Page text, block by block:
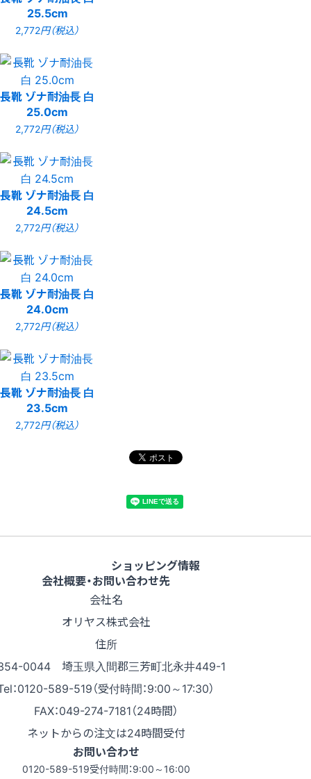
25.5cm
2,772円（税込）
長靴 ゾナ耐油長 白
25.0cm
2,772円（税込）
長靴 ゾナ耐油長 白
24.5cm
2,772円（税込）
長靴 ゾナ耐油長 白
24.0cm
2,772円（税込）
長靴 ゾナ耐油長 白
23.5cm
2,772円（税込）
ショッピング情報
会社概要・お問い合わせ先
会社名
オリヤス株式会社
住所
0044 埼玉県入間郡三芳町北永井449-1
：0120-589-519（受付時間：9:00～17:30）
FAX：049-274-7181（24時間）
ネットからの注文は24時間受付
お問い合わせ
0120-589-519受付時間：9:00～16:00